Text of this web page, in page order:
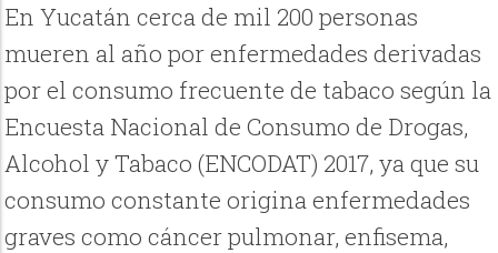
En Yucatán cerca de mil 200 personas
mueren al año por enfermedades derivadas
por el consumo frecuente de tabaco según la
Encuesta Nacional de Consumo de Drogas,
Alcohol y Tabaco (ENCODAT) 2017, ya que su
consumo constante origina enfermedades
graves como cáncer pulmonar, enfisema,